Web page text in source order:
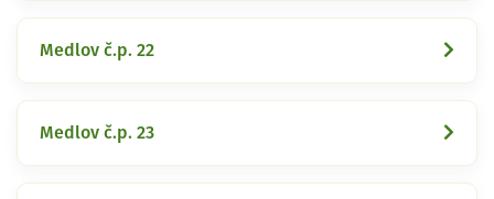
Medlov č.p. 22
Medlov č.p. 23